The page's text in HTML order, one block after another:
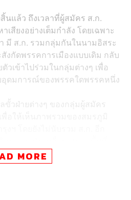
นแล้ว ถึงเวลาที่ผู้สมัคร ส.ก.
สียงอย่างเต็มกำลัง โดยเฉพาะ
มี ส.ก. รวมกลุ่มกันในนามอิสระ
งกัดพรรคการเมืองแบบเดิม กลับ
วเข้าไปร่วมในกลุ่มต่างๆ เพื่อ
ดมการณ์ของพรรคใดพรรคหนึ่ง
ขั้วฝ่ายต่างๆ ของกลุ่มผู้สมัคร
MORE